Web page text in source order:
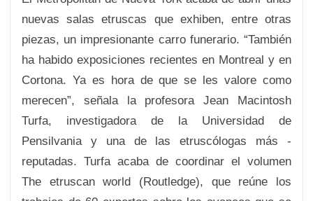
nuevas salas etruscas que exhiben, entre otras
piezas, un impresionante carro funerario. “También
ha habido exposiciones recientes en Montreal y en
Cortona. Ya es hora de que se les valore como
merecen”, señala la profesora Jean Macintosh
Turfa, investigadora de la Universidad de
Pensilvania y una de las etruscólogas más ­
reputadas. Turfa acaba de coordinar el volumen
The etruscan world (Routledge), que reúne los